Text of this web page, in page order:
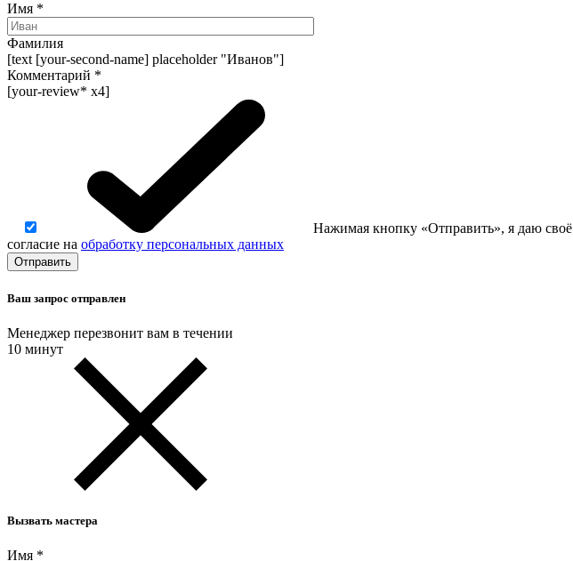
Имя *
Фамилия
[text [your-second-name] placeholder "Иванов"]
Комментарий *
[your-review* x4]
Нажимая кнопку «Отправить», я даю своё
согласие на обработку персональных данных
Ваш запрос отправлен
Менеджер перезвонит вам в течении
10 минут
Вызвать мастера
Имя *